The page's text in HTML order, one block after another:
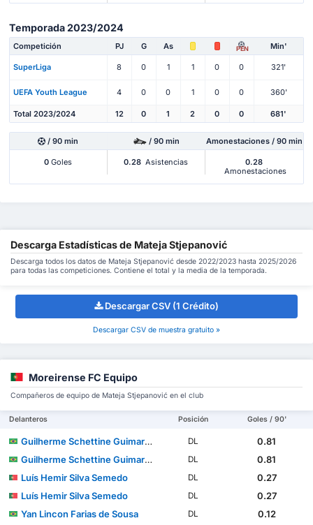
Temporada 2023/2024
Competición PJ G As PEN Min'
SuperLiga 8 0 1 1 0 0 321'
UEFA Youth League 4 0 0 1 0 0 360'
Total 2023/2024 12 0 1 2 0 0 681'
/ 90 min / 90 min Amonestaciones / 90 min
0 Goles 0.28 Asistencias
0.28
Amonestaciones
Descarga Estadísticas de Mateja Stjepanović
Descarga todos los datos de Mateja Stjepanović desde 2022/2023 hasta 2025/2026
para todas las competiciones. Contiene el total y la media de la temporada.
Descargar CSV (1 Crédito)
Descargar CSV de muestra gratuito »
Moreirense FC Equipo
Compañeros de equipo de Mateja Stjepanović en el club
Delanteros Posición Goles / 90'
Guilherme Schettine Guimarães DL
0.81
Guilherme Schettine Guimarães
DL
0.81
Luís Hemir Silva Semedo
DL
0.27
Luís Hemir Silva Semedo
DL
0.27
Yan Lincon Farias de Sousa
DL 0.12